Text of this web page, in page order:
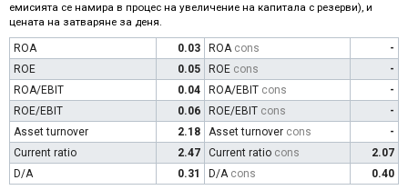
емисията се намира в процес на увеличение на капитала с резерви), и
цената на затваряне за деня.
ROA 0.03 ROA cons
-
ROE
0.05 ROE cons
-
ROA/EBIT
0.04 ROA/EBIT cons
-
ROE/EBIT
0.06 ROE/EBIT cons
-
Asset turnover
2.18 Asset turnover cons
-
Current ratio
2.47 Current ratio cons
2.07
D/A
0.31 D/A cons 0.40